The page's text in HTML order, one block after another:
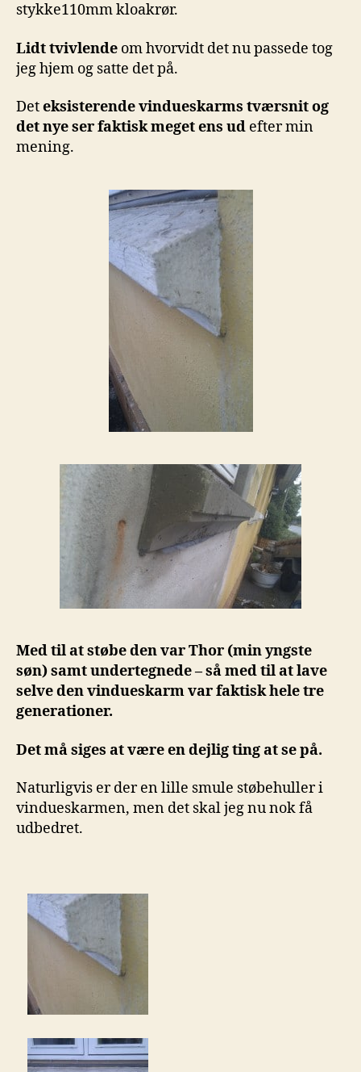
stykke110mm kloakrør.
Lidt tvivlende om hvorvidt det nu passede tog
jeg hjem og satte det på.
Deteksisterende vindueskarms tværsnit og
det nye ser faktisk meget ens ud efter min
mening.
Med til at støbe den var Thor (min yngste
søn) samt undertegnede – så med til at lave
selve den vindueskarm var faktisk hele tre
generationer.
Det må siges at være en dejlig ting at se på.
Naturligvis er der en lille smule støbehuller i
vindueskarmen, men det skal jeg nu nok få
udbedret.